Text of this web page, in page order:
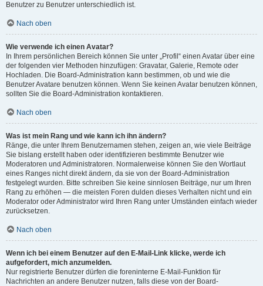
Benutzer zu Benutzer unterschiedlich ist.
Nach oben
Wie verwende ich einen Avatar?
In Ihrem persönlichen Bereich können Sie unter „Profil“ einen Avatar über eine
der folgenden vier Methoden hinzufügen: Gravatar, Galerie, Remote oder
Hochladen. Die Board-Administration kann bestimmen, ob und wie die
Benutzer Avatare benutzen können. Wenn Sie keinen Avatar benutzen können,
sollten Sie die Board-Administration kontaktieren.
Nach oben
Was ist mein Rang und wie kann ich ihn ändern?
Ränge, die unter Ihrem Benutzernamen stehen, zeigen an, wie viele Beiträge
Sie bislang erstellt haben oder identifizieren bestimmte Benutzer wie
Moderatoren und Administratoren. Normalerweise können Sie den Wortlaut
eines Ranges nicht direkt ändern, da sie von der Board-Administration
festgelegt wurden. Bitte schreiben Sie keine sinnlosen Beiträge, nur um Ihren
Rang zu erhöhen — die meisten Foren dulden dieses Verhalten nicht und ein
Moderator oder Administrator wird Ihren Rang unter Umständen einfach wieder
zurücksetzen.
Nach oben
Wenn ich bei einem Benutzer auf den E-Mail-Link klicke, werde ich
aufgefordert, mich anzumelden.
Nur registrierte Benutzer dürfen die foreninterne E-Mail-Funktion für
Nachrichten an andere Benutzer nutzen, falls diese von der Board-